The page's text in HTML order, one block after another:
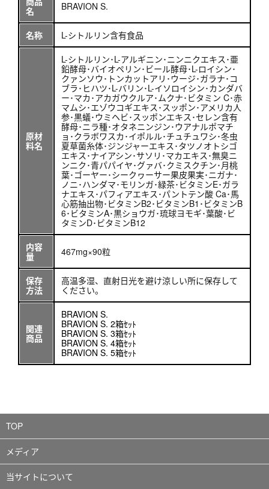
名
BRAVION S.
名称 L-シトルリン含有食品
原材
料名
L-シトルリン･L-アルギニン･ニンニクエキス･亜
鉛酵母･バイオペリン･ビール酵母･L-ロイシン･
クァンソウ･トンカットアリ･ウージ･ガラナ･コ
ブラ･ヒハツ･L-バリン･L-イソロイシン･カンダバ
ー･マカ･アカガウクルア･ムクナ･ビタミン C･赤
マムシ･エゾウコギエキス･スッポン･アメリカ人
参･黒蟻･ウミヘビ･スッポンエキス･セレン含有
酵母･ニラ種･オタネニンジン･ウアナルポマチ
ョ･クラボワスカ･イポルル･チュチュワシ･冬虫
夏草菌糸体･ジンジャーエキス･タツノオトシゴ
エキス･ナイアシン･サソリ･マカエキス･無臭ニ
ンニク･青パパイヤ･グァバ･クミスクチン･月桃
葉･ゴーヤー･シークヮーサー果皮果実･ニガナ･
ノニ･ハンダマ･モリンガ･緑茶･ビタミンE･ガラ
ナエキス･パフィアエキス･パントテン酸 Ca･馬
心筋抽出物･ビタミンB2･ビタミンB1･ビタミンB
6･ビタミンA･黒ショウガ･琉球ヨモギ･葉酸･ビ
タミンD･ビタミンB12
内容
量
467mg×90粒
保存
方法
高温多湿、直射日光を避け涼しい所に保存して
ください。
関連
商品
BRAVION S.
BRAVION S. 2箱ｾｯﾄ
BRAVION S. 3箱ｾｯﾄ
BRAVION S. 4箱ｾｯﾄ
BRAVION S. 5箱ｾｯﾄ
TOP
メディア
当サイトについて